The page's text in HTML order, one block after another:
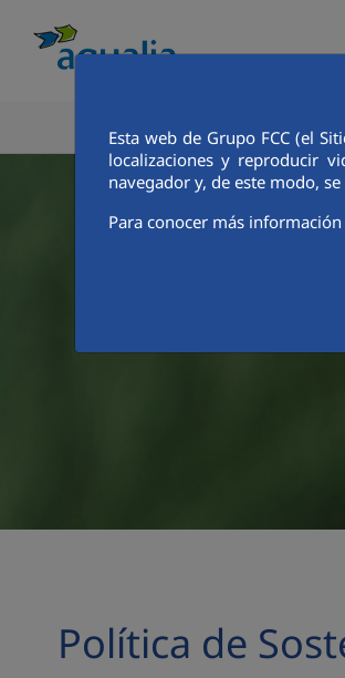
Esta web de Grupo FCC (el
localizaciones y reproducir
navegador y, de este modo,
Para conocer más
COÑECE AQUALIA
Política de